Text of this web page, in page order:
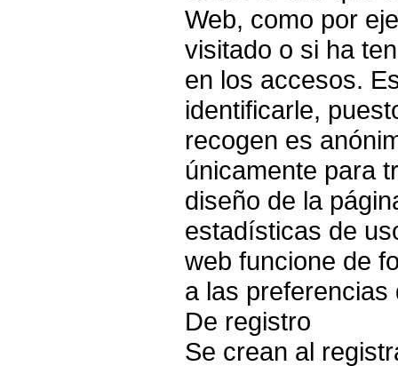
Web, como por
visitado o si ha
en los accesos.
identificarle,
recogen es
únicamente para
diseño de la
estadísticas de
web funcione de
a las
De registro
Se crean al